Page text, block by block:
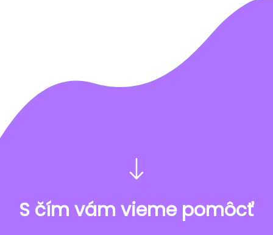
S čím vám vieme pomôcť